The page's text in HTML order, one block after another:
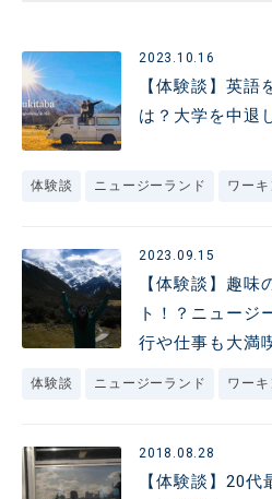
2023.10.16
【体験談】英語
は？大学を中退
体験談 ニュージーランド ワー
2023.09.15
【体験談】趣味
ト！？ニュージ
行や仕事も大満
体験談 ニュージーランド ワー
2018.08.28
【体験談】20